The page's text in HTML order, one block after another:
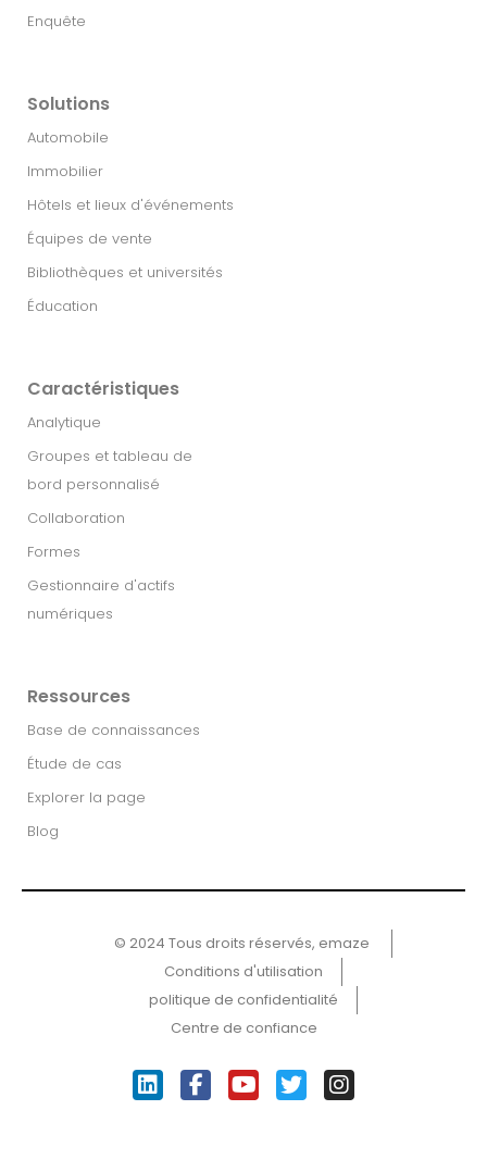
Enquête
Solutions
Automobile
Immobilier​
Hôtels et lieux d'événements
Équipes de vente
Bibliothèques et universités
Éducation
Caractéristiques
Analytique
Groupes et tableau de
bord personnalisé
Collaboration
Formes
Gestionnaire d'actifs
numériques
Ressources
Base de connaissances
Étude de cas
Explorer la page
Blog
© 2024 Tous droits réservés, emaze ​
Conditions d'utilisation
politique de confidentialité
Centre de confiance